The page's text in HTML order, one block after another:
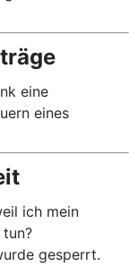
eine
eines
ich mein
gesperrt.